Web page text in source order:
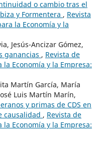
o cambio tras el
y Formentera , Revista
la Economía y la
Jesús-Ancizar Gómez,
ganancias , Revista de
Economía y la Empresa:
Martín García, María
Luis Martín Marín,
y primas de CDS en
causalidad , Revista de
Economía y la Empresa: